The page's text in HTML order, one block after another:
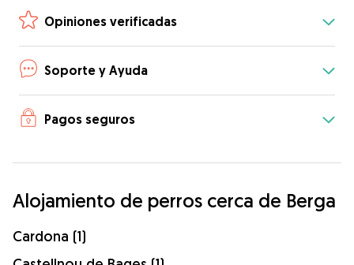
Opiniones verificadas
Soporte y Ayuda
Pagos seguros
Alojamiento de perros cerca de Berga
Cardona (1)